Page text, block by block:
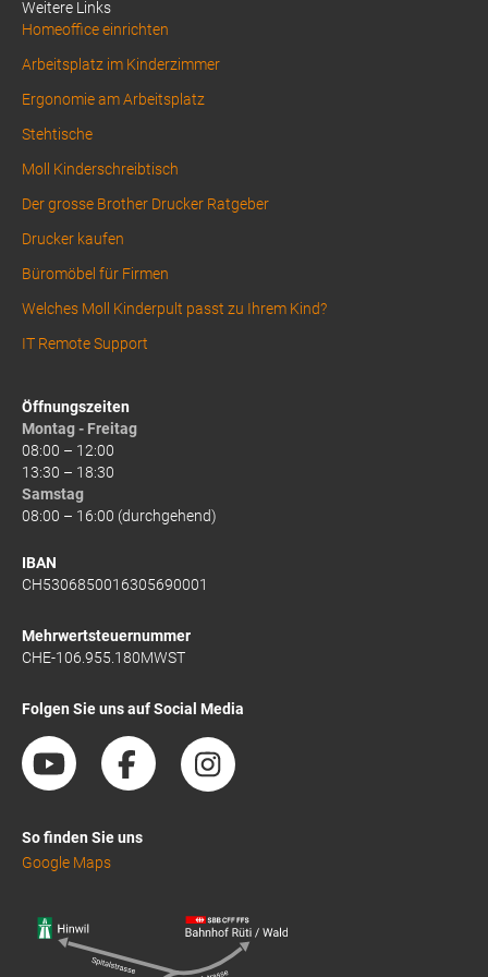
Weitere Links
Homeoffice einrichten
Arbeitsplatz im Kinderzimmer
Ergonomie am Arbeitsplatz
Stehtische
Moll Kinderschreibtisch
Der grosse Brother Drucker Ratgeber
Drucker kaufen
Büromöbel für Firmen
Welches Moll Kinderpult passt zu Ihrem Kind?
IT Remote Support
Öffnungszeiten
Montag - Freitag
08:00 – 12:00
13:30 – 18:30
Samstag
08:00 – 16:00 (durchgehend)
IBAN
CH5306850016305690001
Mehrwertsteuernummer
CHE-106.955.180MWST
Folgen Sie uns auf Social Media
So finden Sie uns
Google Maps